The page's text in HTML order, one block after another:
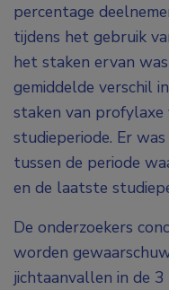
percentage
tijdens het gebruik
het staken ervan
gemiddelde verschil
staken van
studieperiode. Er
tussen de periode
en de laatste
De onderzoekers
worden
jichtaanvallen in de